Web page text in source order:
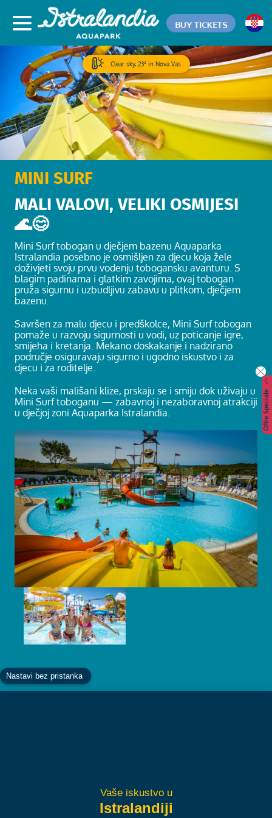
BUY TICKETS
Clear sky, 23° in Nova Vas
Offre Speciale
MINI SURF
MALI VALOVI, VELIKI OSMIJESI
🌊😊
Mini Surf tobogan u dječjem bazenu Aquaparka
Istralandia posebno je osmišljen za djecu koja žele
doživjeti svoju prvu vodenju tobogansku avanturu. S
blagim padinama i glatkim zavojima, ovaj tobogan
pruža sigurnu i uzbudljivu zabavu u plitkom, dječjem
bazenu.
Savršen za malu djecu i predškolce, Mini Surf tobogan
pomaže u razvoju sigurnosti u vodi, uz poticanje igre,
smijeha i kretanja. Mekano doskakanje i nadzirano
područje osiguravaju sigurno i ugodno iskustvo i za
djecu i za roditelje.
Neka vaši mališani klize, prskaju se i smiju dok uživaju u
Mini Surf toboganu — zabavnoj i nezaboravnoj atrakciji
u dječjoj zoni Aquaparka Istralandia.